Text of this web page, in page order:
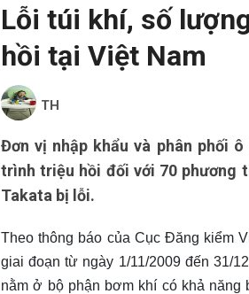
Lỗi túi khí, số
hồi tại Việt Nam
TH
Đơn vị nhập khẩu và phân phối
trình triệu hồi đối với 70 phương
Takata bị lỗi.
Theo thông báo của Cục Đăng kiểm
giai đoạn từ ngày 1/11/2009 đến 31/
nằm ở bộ phận bơm khí có khả